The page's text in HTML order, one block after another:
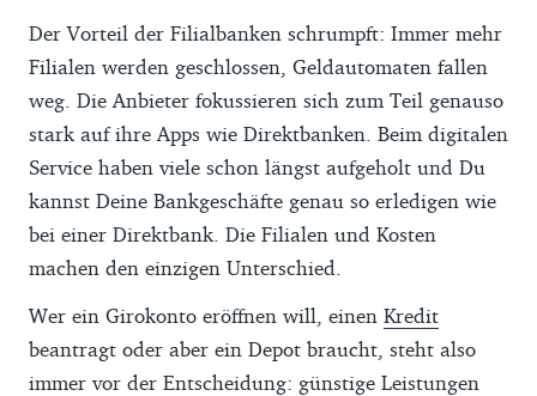
Der Vorteil der Filialbanken schrumpft: Immer mehr
Filialen werden geschlossen, Geldautomaten fallen
weg. Die Anbieter fokussieren sich zum Teil genauso
stark auf ihre Apps wie Direktbanken. Beim digitalen
Service haben viele schon längst aufgeholt und Du
kannst Deine Bankgeschäfte genau so erledigen wie
bei einer Direktbank. Die Filialen und Kosten
machen den einzigen Unterschied.
Wer ein Girokonto eröffnen will, einen Kredit
beantragt oder aber ein Depot braucht, steht also
immer vor der Entscheidung: günstige Leistungen